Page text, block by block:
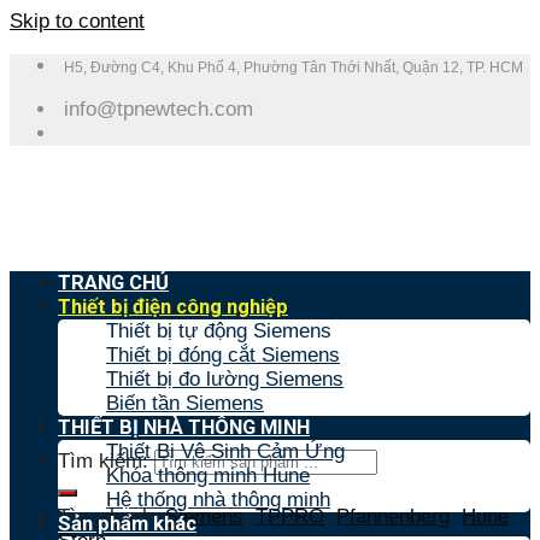
Skip to content
H5, Đường C4, Khu Phố 4, Phường Tân Thới Nhất, Quận 12, TP. HCM
info@tpnewtech.com
Tìm kiếm:
Tìm nhanh:Siemens,TPPRO,Pfannenberg,Hune,
TRANG CHỦ
Thiết bị điện công nghiệp
Thiết bị tự động Siemens
Thiết bị đóng cắt Siemens
Thiết bị đo lường Siemens
Biến tần Siemens
THIẾT BỊ NHÀ THÔNG MINH
Thiết Bị Vệ Sinh Cảm Ứng
Khóa thông minh Hune
Hệ thống nhà thông minh
Sản phẩm khác